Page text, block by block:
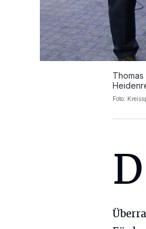
Foto:
D